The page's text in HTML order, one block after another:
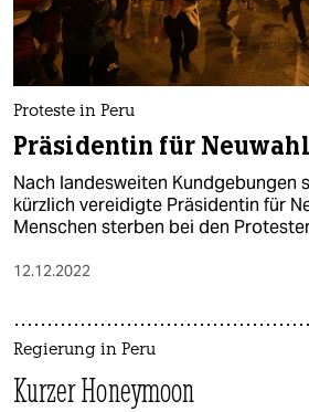
Proteste in Peru
Präsidentin für
Nach landesweiten Kundgebungen
kürzlich vereidigte Präsidentin für
Menschen sterben bei den
12.12.2022
Regierung in Peru
Kurzer Honeymoon